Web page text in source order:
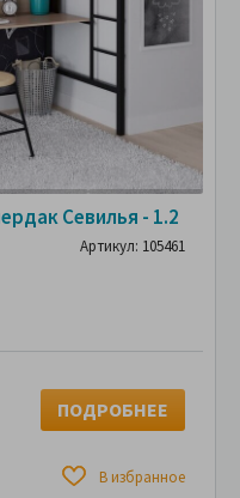
Севилья - 1.2
Артикул: 105461
В избранное
ПОДРОБНЕЕ